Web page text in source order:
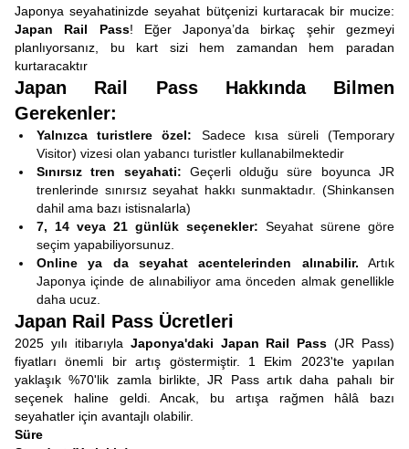
Japonya seyahatinizde seyahat bütçenizi kurtaracak bir mucize:
Japan Rail Pass! Eğer Japonya’da birkaç şehir gezmeyi
planlıyorsanız, bu kart sizi hem zamandan hem paradan
kurtaracaktır
Japan Rail Pass Hakkında Bilmen
Gerekenler:
Yalnızca turistlere özel: Sadece kısa süreli (Temporary
Visitor) vizesi olan yabancı turistler kullanabilmektedir
Sınırsız tren seyahati: Geçerli olduğu süre boyunca JR
trenlerinde sınırsız seyahat hakkı sunmaktadır. (Shinkansen
dahil ama bazı istisnalarla)
7, 14 veya 21 günlük seçenekler: Seyahat sürene göre
seçim yapabiliyorsunuz.
Online ya da seyahat acentelerinden alınabilir. Artık
Japonya içinde de alınabiliyor ama önceden almak genellikle
daha ucuz.
Japan Rail Pass Ücretleri
2025 yılı itibarıyla Japonya'daki Japan Rail Pass (JR Pass)
fiyatları önemli bir artış göstermiştir. 1 Ekim 2023'te yapılan
yaklaşık %70'lik zamla birlikte, JR Pass artık daha pahalı bir
seçenek haline geldi. Ancak, bu artışa rağmen hâlâ bazı
seyahatler için avantajlı olabilir.
Süre